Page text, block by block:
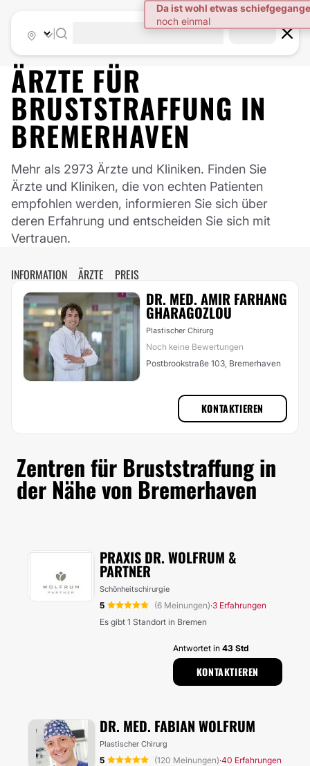
Da ist wohl etwas
noch einmal
ÄRZTE FÜR
BRUSTSTRAFFUNG IN
BREMERHAVEN
Mehr als 2973 Ärzte und Kliniken. Finden Sie
Ärzte und Kliniken, die von echten Patienten
empfohlen werden, informieren Sie sich über
deren Erfahrung und entscheiden Sie sich mit
Vertrauen.
INFORMATION ÄRZTE PREIS
DR. MED. AMIR FARHANG
GHARAGOZLOU
Plastischer Chirurg
Noch keine Bewertungen
Postbrookstraße 103, Bremerhaven
KONTAKTIEREN
Zentren für Bruststraffung in
der Nähe von Bremerhaven
PRAXIS DR. WOLFRUM &
PARTNER
Schönheitschirurgie
5 (6 Meinungen)·3 Erfahrungen
Es gibt 1 Standort in Bremen
Antwortet in 43 Std
KONTAKTIEREN
DR. MED. FABIAN WOLFRUM
Plastischer Chirurg
5 (120 Meinungen)·40 Erfahrungen